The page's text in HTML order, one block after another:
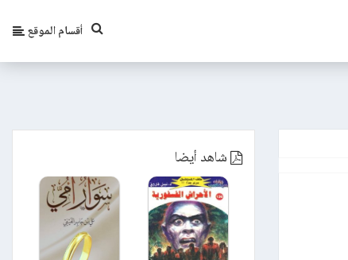
أقسام الموقع
شاهد أيضا